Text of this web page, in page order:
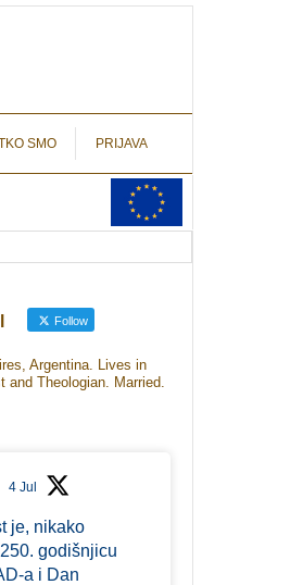
SMO PRIJAVA
Follow
Argentina. Lives in
and Theologian. Married.
4 Jul
je, nikako
godišnjicu
a i Dan